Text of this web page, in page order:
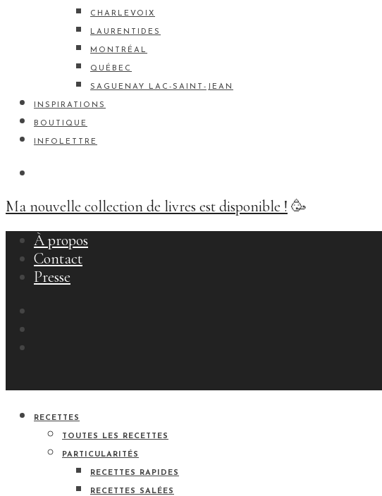
CHARLEVOIX
LAURENTIDES
MONTRÉAL
QUÉBEC
SAGUENAY LAC-SAINT-JEAN
INSPIRATIONS
BOUTIQUE
INFOLETTRE
Ma nouvelle collection de livres est disponible ! 🥳
À propos
Contact
Presse
RECETTES
TOUTES LES RECETTES
PARTICULARITÉS
RECETTES RAPIDES
RECETTES SALÉES